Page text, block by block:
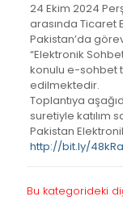
24 Ekim 2024
arasında Ticaret
Pakistan’da
“Elektronik
konulu e-sohbet
edilmektedir.
Toplantıya
suretiyle katılım
Pakistan
http://bit.ly/
Bu kategorideki